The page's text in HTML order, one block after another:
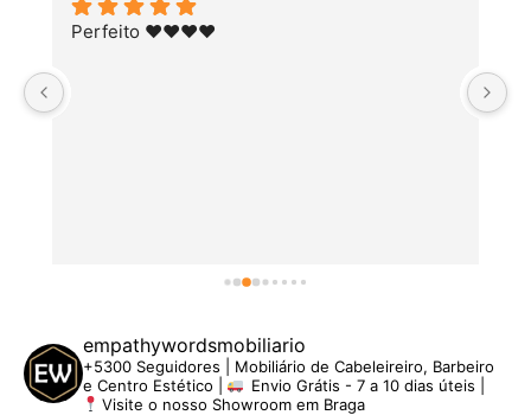
Perfeito ♥️♥️♥️♥️
empathywordsmobiliario
+5300 Seguidores | Mobiliário de Cabeleireiro, Barbeiro
e Centro Estético |
Envio Grátis - 7 a 10 dias úteis |
Visite o nosso Showroom em Braga